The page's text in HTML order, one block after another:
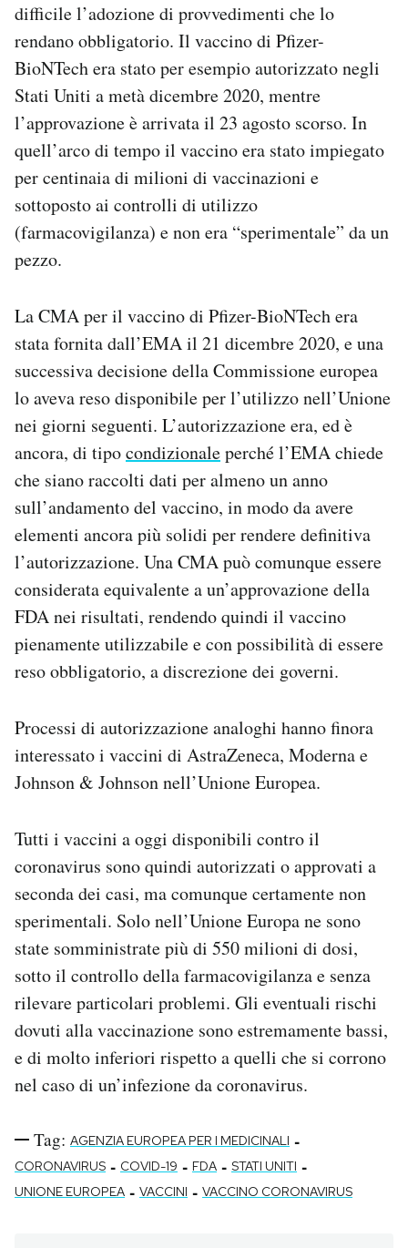
difficile l’adozione di provvedimenti che lo
rendano obbligatorio. Il vaccino di Pfizer-
BioNTech era stato per esempio autorizzato negli
Stati Uniti a metà dicembre 2020, mentre
l’approvazione è arrivata il 23 agosto scorso. In
quell’arco di tempo il vaccino era stato impiegato
per centinaia di milioni di vaccinazioni e
sottoposto ai controlli di utilizzo
(farmacovigilanza) e non era “sperimentale” da un
pezzo.
La CMA per il vaccino di Pfizer-BioNTech era
stata fornita dall’EMA il 21 dicembre 2020, e una
successiva decisione della Commissione europea
lo aveva reso disponibile per l’utilizzo nell’Unione
nei giorni seguenti. L’autorizzazione era, ed è
ancora, di tipocondizionaleperché l’EMA chiede
che siano raccolti dati per almeno un anno
sull’andamento del vaccino, in modo da avere
elementi ancora più solidi per rendere definitiva
l’autorizzazione. Una CMA può comunque essere
considerata equivalente a un’approvazione della
FDA nei risultati, rendendo quindi il vaccino
pienamente utilizzabile e con possibilità di essere
reso obbligatorio, a discrezione dei governi.
Processi di autorizzazione analoghi hanno finora
interessato i vaccini di AstraZeneca, Moderna e
Johnson & Johnson nell’Unione Europea.
Tutti i vaccini a oggi disponibili contro il
coronavirus sono quindi autorizzati o approvati a
seconda dei casi, ma comunque certamente non
sperimentali. Solo nell’Unione Europa ne sono
state somministrate più di 550 milioni di dosi,
sotto il controllo della farmacovigilanza e senza
rilevare particolari problemi. Gli eventuali rischi
dovuti alla vaccinazione sono estremamente bassi,
e di molto inferiori rispetto a quelli che si corrono
nel caso di un’infezione da coronavirus.
Tag: AGENZIA EUROPEA PER I MEDICINALI -
CORONAVIRUS - COVID-19 - FDA - STATI UNITI -
UNIONE EUROPEA - VACCINI - VACCINO CORONAVIRUS